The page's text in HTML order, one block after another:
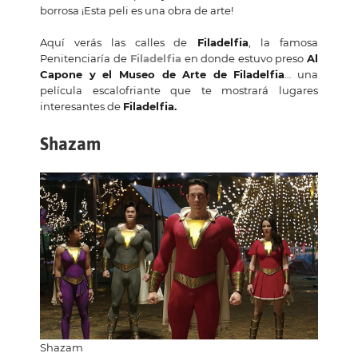
borrosa ¡Esta peli es una obra de arte!
Aquí verás las calles de Filadelfia , la famosa
Penitenciaría deFiladelfia en donde estuvo presoAl
Capone y el Museo de Arte de Filadelfia … una
película escalofriante que te mostrará lugares
interesantes de Filadelfia.
Shazam
Shazam